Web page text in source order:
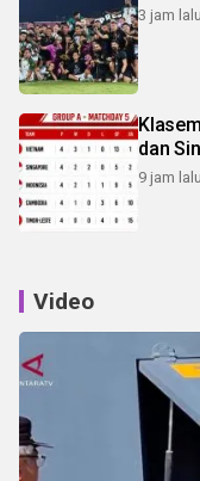
3 jam lalu
dan
9 jam lalu
Video